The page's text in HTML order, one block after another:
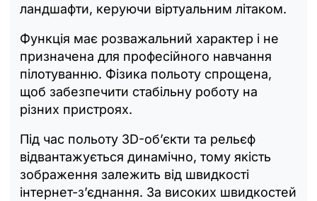
ландшафти, керуючи віртуальним літаком.
Функція має розважальний характер і не
призначена для професійного навчання
пілотуванню. Фізика польоту спрощена,
щоб забезпечити стабільну роботу на
різних пристроях.
Під час польоту 3D-об’єкти та рельєф
відвантажується динамічно, тому якість
зображення залежить від швидкості
інтернет-з’єднання. За високих швидкостей